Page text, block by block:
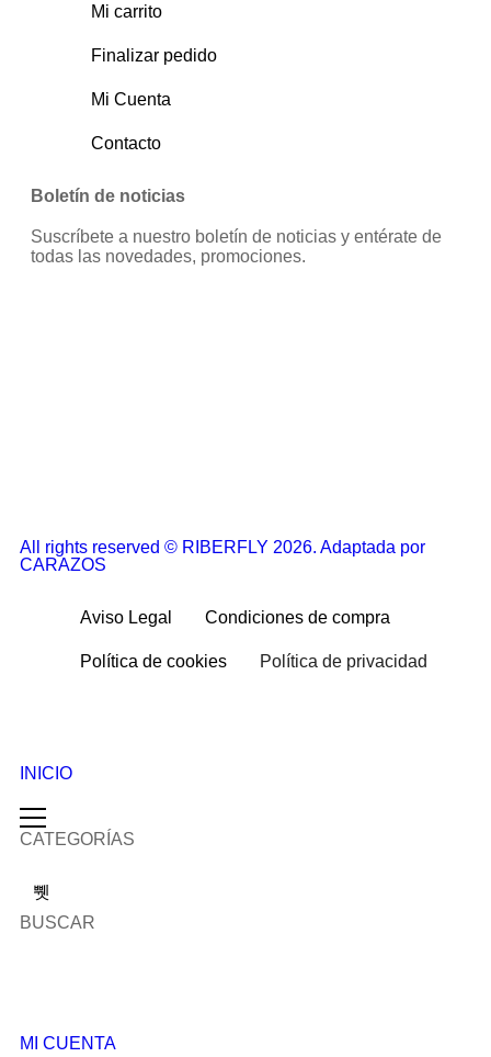
Mi carrito
Finalizar pedido
Mi Cuenta
Contacto
Boletín de noticias
Suscríbete a nuestro boletín de noticias y entérate de
todas las novedades, promociones.
All rights reserved © RIBERFLY 2026. Adaptada por
CARAZOS
Aviso Legal Condiciones de compra
Política de cookies Política de privacidad
INICIO
CATEGORÍAS
BUSCAR
MI CUENTA